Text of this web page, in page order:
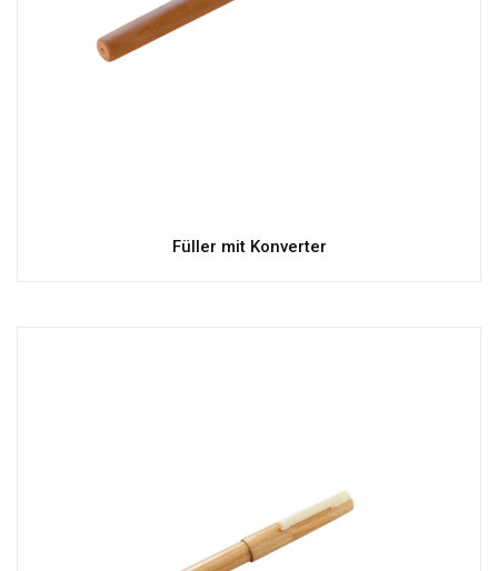
Füller mit Konverter